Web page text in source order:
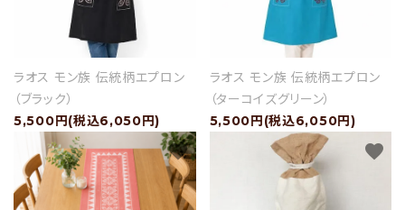
ラオス モン族 伝統柄エプロン
（ブラック）
5,500円(税込6,050円)
ラオス モン族 伝統柄エプロン
（ターコイズグリーン）
5,500円(税込6,050円)
favorite favorite